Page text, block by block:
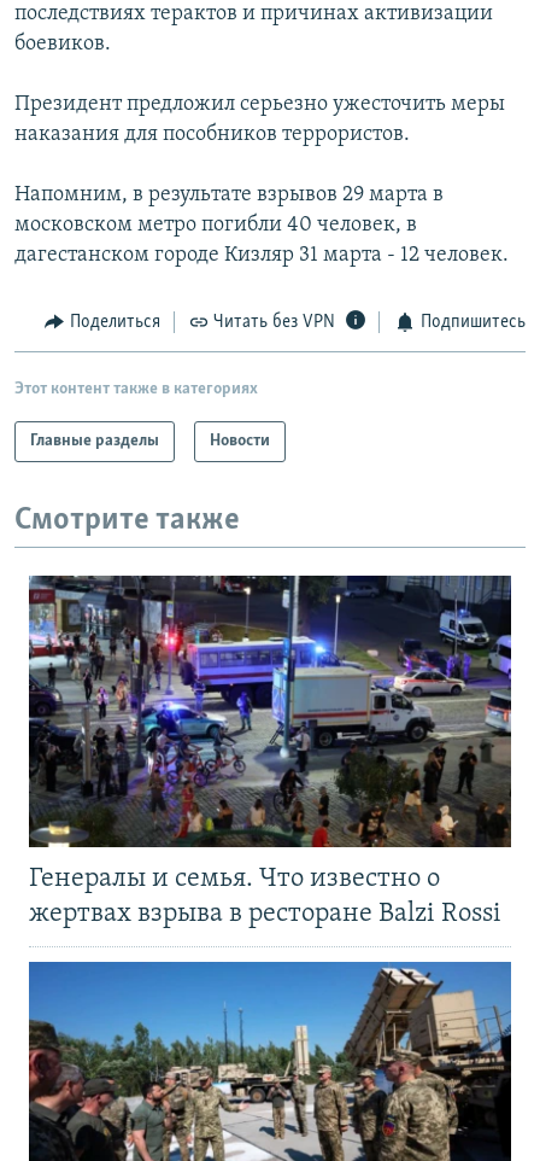
Все сайты РСЕ/РС
последствиях терактов и причинах активизации
боевиков.
Президент предложил серьезно ужесточить меры
наказания для пособников террористов.
Напомним, в результате взрывов 29 марта в
московском метро погибли 40 человек, в
дагестанском городе Кизляр 31 марта - 12 человек.
Поделиться Читать без VPN Подпишитесь
Этот контент также в категориях
Главные разделы Новости
Смотрите также
Генералы и семья. Что известно о
жертвах взрыва в ресторане Balzi Rossi